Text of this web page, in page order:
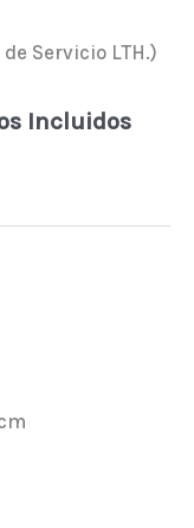
Servicio LTH.)
Incluidos